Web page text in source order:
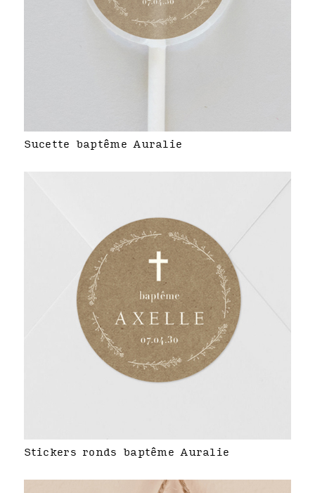
Sucette baptême Auralie
Stickers ronds baptême Auralie